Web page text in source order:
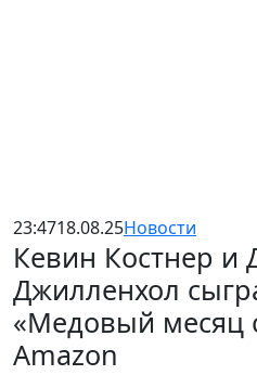
23:4718.08.25Новости
Кевин Костнер и
Джилленхол
«Медовый месяц
Amazon